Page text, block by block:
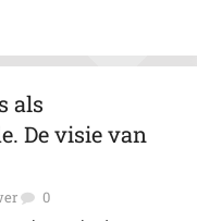
als
De visie van
0